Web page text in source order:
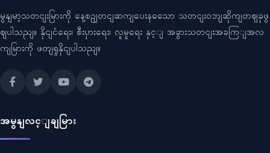
မွနျမာ့သတငျးမြားကို နေ့စဥျတငျဆကျပေးနသေော သတငျးဝဘျဆိုကျတဈခုဖွ
ဈပါသညျ။ နိုငျငံရေး၊ စီးပှားရေး၊ လူမှုရေး နှင့ျ အခွားသတငျးအခကြျအလ
ကျမြားကို ဖတျရှုနိုငျပါသညျ။
အမွနျလင့ျချမြား